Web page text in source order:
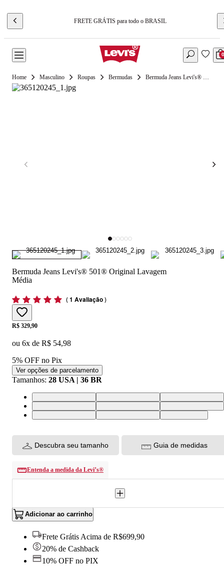
FRETE GRÁTIS para todo o BRASIL
0
Masculino Roupas Bermudas Bermuda Jeans Levi's® 501® Original Lavagem Média
Bermuda Jeans Levi's® 501® Original Lavagem
Média
(1 Avaliação)
Price:
R$ 329,90
ou 6x de R$ 54,98
5% OFF no Pix
Ver opções de parcelamento
Tamanhos: 28 USA | 36 BR
Descubra seu tamanho Guia de medidas
Entenda a medida da Levi’s®
Adicionar ao carrinho
Frete Grátis Acima de R$699,90
20% de Cashback
10% OFF no PIX